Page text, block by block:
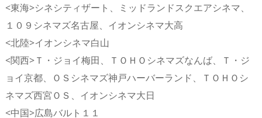
<東海>シネシティザート、ミッドランドスクエアシネマ、
１０９シネマズ名古屋、イオンシネマ大高
<北陸>イオンシネマ白山
<関西>Ｔ・ジョイ梅田、ＴＯＨＯシネマズなんば、Ｔ・ジ
ョイ京都、ＯＳシネマズ神戸ハーバーランド、ＴＯＨＯシ
ネマズ西宮ＯＳ、イオンシネマ大日
<中国>広島バルト１１